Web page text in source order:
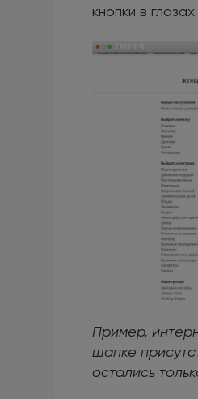
кнопки в
Пример,
шапке
остались